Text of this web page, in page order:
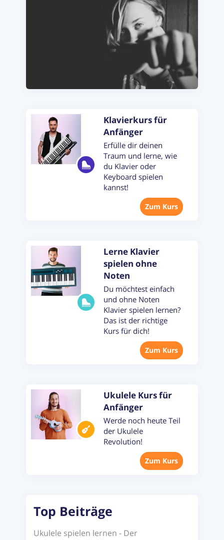
Klavierkurs für
Anfänger
Erfülle dir deinen
Traum und lerne, wie
du Klavier oder
Keyboard spielen
kannst!
Zum Kurs
Lerne Klavier
spielen ohne
Noten
Du möchtest einfach
und ohne Noten
Klavier spielen lernen?
Das ist der richtige
Kurs für dich!
Zum Kurs
Ukulele Kurs für
Anfänger
Werde noch heute Teil
der Ukulele
Revolution!
Zum Kurs
Top Beiträge
Ukulele spielen lernen - Der